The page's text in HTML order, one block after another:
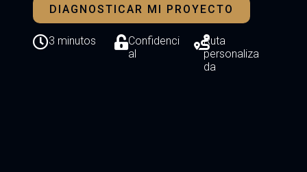
DIAGNOSTICAR MI PROYECTO
3 minutos
Confidenci
al
Ruta
personaliza
da